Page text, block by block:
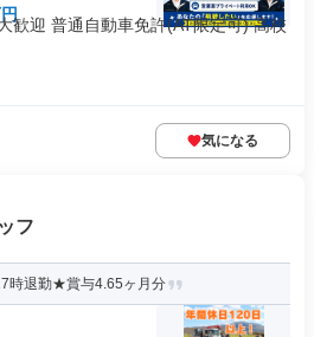
歓迎 普通自動車免許(AT限定可) 高校
気になる
フ
時退勤★賞与4.65ヶ月分